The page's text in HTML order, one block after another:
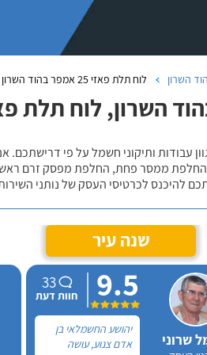
השרון לוח תלת פאזי 25 אמפר בהוד השרון
לוח תלת פאזי 25
עבודות ותיקוני חשמל על פי
ממסר פחת, החלפת מפסק זרם ראשי
להיכנס לכרטיסי העסק של נותני
שנה עיר
שרוני
9.5
33
חוות דעת
יהושע החשמלאי בן
אדם צנוע, עושה